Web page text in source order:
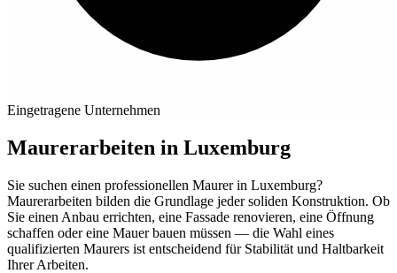
Eingetragene Unternehmen
Maurerarbeiten in Luxemburg
Sie suchen einen professionellen Maurer in Luxemburg?
Maurerarbeiten bilden die Grundlage jeder soliden Konstruktion. Ob
Sie einen Anbau errichten, eine Fassade renovieren, eine Öffnung
schaffen oder eine Mauer bauen müssen — die Wahl eines
qualifizierten Maurers ist entscheidend für Stabilität und Haltbarkeit
Ihrer Arbeiten.